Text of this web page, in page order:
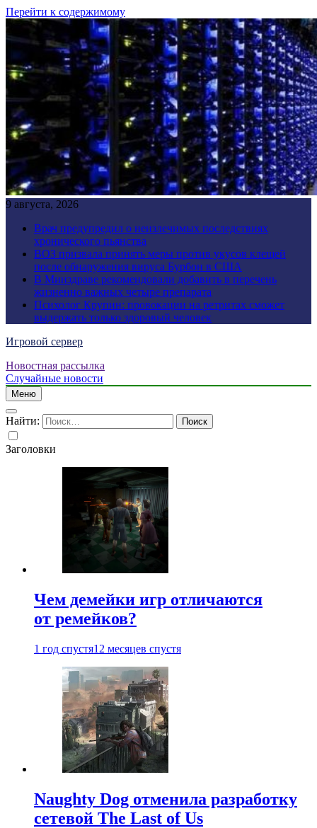
Перейти к содержимому
9 августа, 2026
Врач предупредил о неизлечимых последствиях
хронического пьянства
ВОЗ призвала принять меры против укусов клещей
после обнаружения вируса Бурбон в США
В Минздраве рекомендовали добавить в перечень
жизненно важных четыре препарата
Психолог Крупин: провокации на ретритах сможет
выдержать только здоровый человек
Игровой сервер
Новостная рассылка
Случайные новости
Меню
Найти:
Заголовки
Чем демейки игр отличаются
от ремейков?
1 год спустя12 месяцев спустя
Naughty Dog отменила разработку
сетевой The Last of Us